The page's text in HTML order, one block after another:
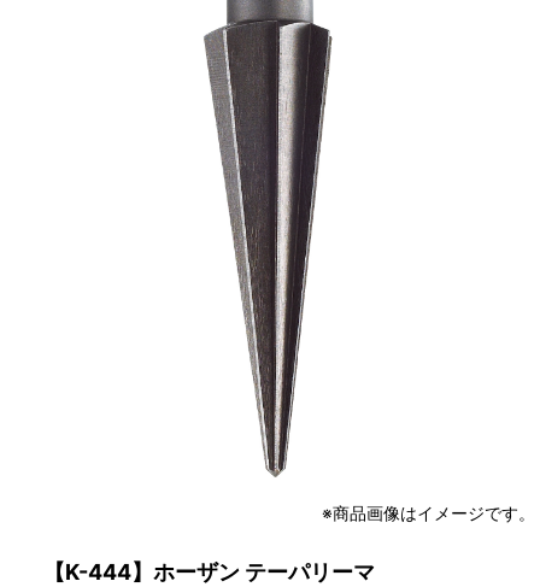
※商品画像はイメージです。
【K-444】ホーザン テーパリーマ